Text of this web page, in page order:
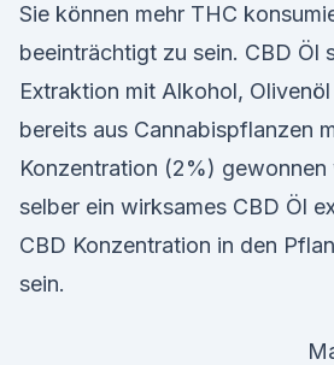
Sie können mehr THC
beeinträchtigt zu sein. CBD Öl
Extraktion mit Alkohol,
bereits aus Cannabispflanzen
Konzentration (2%)
selber ein wirksames CBD Öl
CBD Konzentration in den
sein.